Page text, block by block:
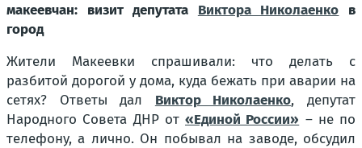
макеевчан: визит депутата Виктора Николаенко в
город
Жители Макеевки спрашивали: что делать с
разбитой дорогой у дома, куда бежать при аварии на
сетях? Ответы дал Виктор Николаенко, депутат
Народного Совета ДНР от «Единой России» – не по
телефону, а лично. Он побывал на заводе, обсудил